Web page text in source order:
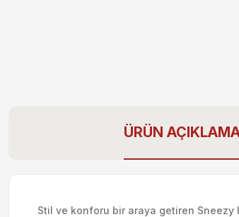
ÜRÜN
Stil ve konforu bir araya getiren Sneezy